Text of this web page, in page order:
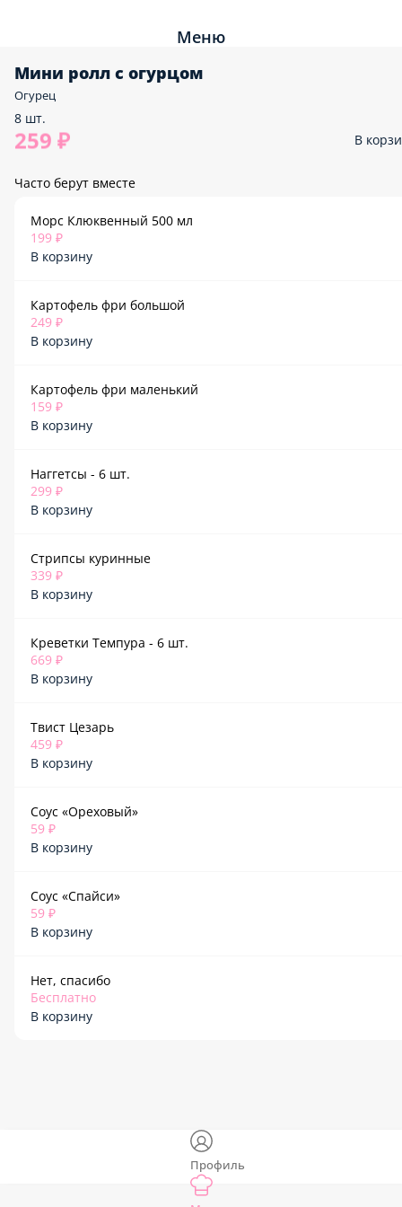
Меню
Мини ролл с огурцом
Огурец
8 шт.
259 ₽ В
Часто берут вместе
Морс Клюквенный 500 мл
199 ₽
В корзину
Картофель фри большой
249 ₽
В корзину
Картофель фри маленький
159 ₽
В корзину
Наггетсы - 6 шт.
299 ₽
В корзину
Стрипсы куринные
339 ₽
В корзину
Креветки Темпура - 6 шт.
669 ₽
В корзину
Твист Цезарь
459 ₽
В корзину
Соус «Ореховый»
59 ₽
В корзину
Соус «Спайси»
59 ₽
В корзину
Нет, спасибо
Бесплатно
В корзину
Профиль